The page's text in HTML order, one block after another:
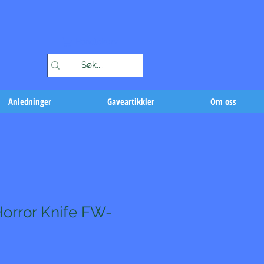
Anledninger Gaveartikkler Om oss
Knife FW-